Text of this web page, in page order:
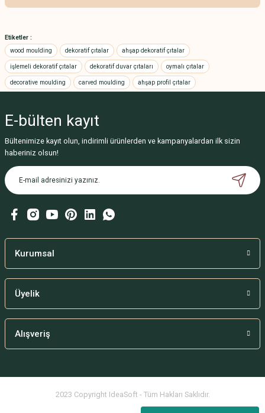
yetersiz gördüğünüz noktaları öneri formunu kullanarak tarafımıza
iletebilirsiniz.
Görüş ve önerileriniz için teşekkür ederiz.
Ürün resmi kalitesiz, bozuk veya görüntülenemiyor.
Ürün bilgilerinde hatalar bulunuyor.
Ürün fiyatı diğer sitelerden daha pahalı.
Bu ürüne benzer farklı alternatifler olmalı.
Etiketler :
wood moulding
dekoratif çıtalar ahşap dekoratif çıtalar
işlemeli dekoratif çıtalar dekoratif duvar çıtaları oymalı çıtalar
decorative moulding carved moulding ahşap profil çıtalar
E-bülten kayıt
Bültenimize kayıt olun, indirimli ürünlerden ve kampanyalardan ilk sizin
haberiniz olsun!
Kurumsal
Üyelik
Alışveriş
2023 Copyright IdeaSoft - Tüm Hakları Saklıdır.